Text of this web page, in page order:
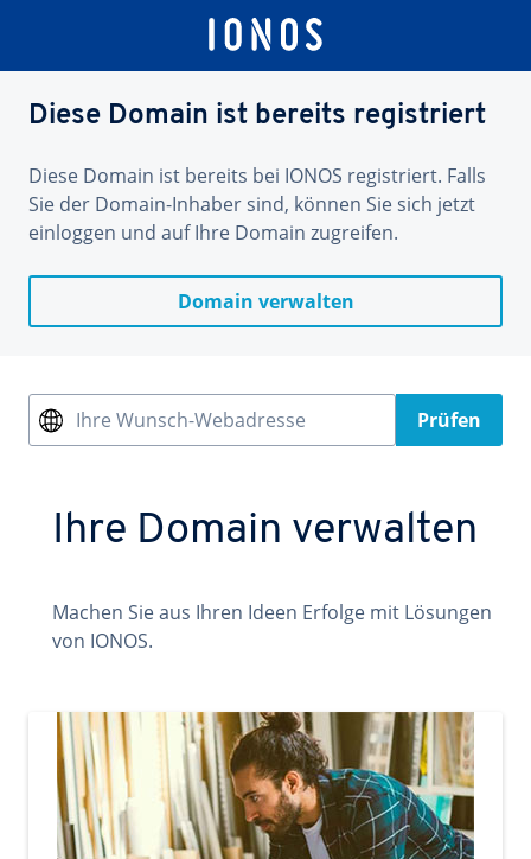
Diese Domain ist bereits registriert
Diese Domain ist bereits bei IONOS registriert. Falls
Sie der Domain-Inhaber sind, können Sie sich jetzt
einloggen und auf Ihre Domain zugreifen.
Domain verwalten
Ihre Wunsch-Webadresse Prüfen
Ihre Domain verwalten
Machen Sie aus Ihren Ideen Erfolge mit Lösungen
von IONOS.